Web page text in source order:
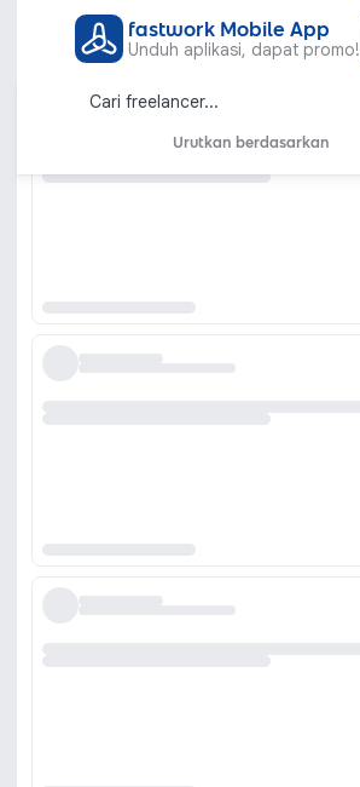
fastwork Mobile App
Unduh aplikasi, dapat promo!
Urutkan berdasarkan